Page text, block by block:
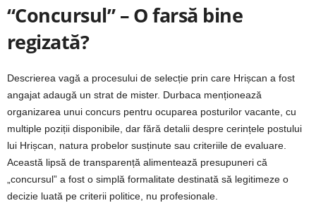
“Concursul” – O farsă bine
regizată?
Descrierea vagă a procesului de selecție prin care Hrișcan a fost
angajat adaugă un strat de mister. Durbaca menționează
organizarea unui concurs pentru ocuparea posturilor vacante, cu
multiple poziții disponibile, dar fără detalii despre cerințele postului
lui Hrișcan, natura probelor susținute sau criteriile de evaluare.
Această lipsă de transparență alimentează presupuneri că
„concursul” a fost o simplă formalitate destinată să legitimeze o
decizie luată pe criterii politice, nu profesionale.